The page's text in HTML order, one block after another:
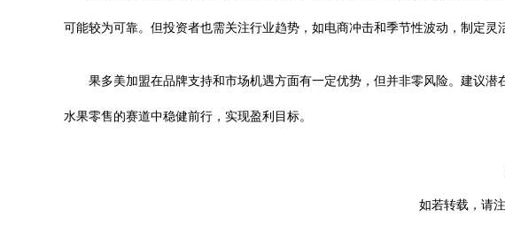
可能较为可靠。但投资者也需关注行业趋势，如电商冲击和季节性波动，制定灵
果多美加盟在品牌支持和市场机遇方面有一定优势，但并非零风险。建议
水果零售的赛道中稳健前行，实现盈利目标。
如若转载，请